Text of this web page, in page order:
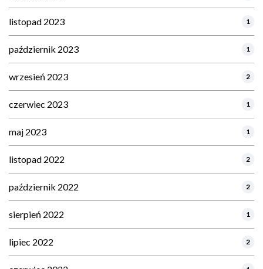
listopad 2023 1
październik 2023 1
wrzesień 2023 2
czerwiec 2023 1
maj 2023 1
listopad 2022 2
październik 2022 2
sierpień 2022 1
lipiec 2022 2